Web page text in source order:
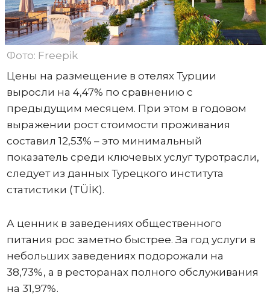
Фото: Freepik
Цены на размещение в отелях Турции
выросли на 4,47% по сравнению с
предыдущим месяцем. При этом в годовом
выражении рост стоимости проживания
составил 12,53% – это минимальный
показатель среди ключевых услуг туротрасли,
следует из данных Турецкого института
статистики (TÜİK).
А ценник в заведениях общественного
питания рос заметно быстрее. За год услуги в
небольших заведениях подорожали на
38,73%, а в ресторанах полного обслуживания
на 31,97%.